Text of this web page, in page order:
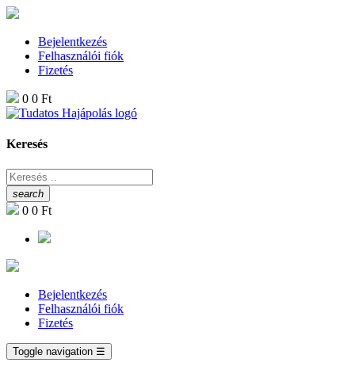
Bejelentkezés
Felhasználói fiók
Fizetés
0 0 Ft
Keresés
search
0 0 Ft
Bejelentkezés
Felhasználói fiók
Fizetés
Toggle navigation ☰